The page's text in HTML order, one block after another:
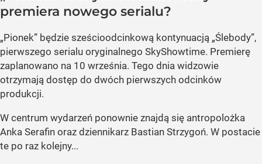
premiera nowego serialu?
„Pionek” będzie sześcioodcinkową kontynuacją „Ślebody”,
pierwszego serialu oryginalnego SkyShowtime. Premierę
zaplanowano na 10 września. Tego dnia widzowie
otrzymają dostęp do dwóch pierwszych odcinków
produkcji.
W centrum wydarzeń ponownie znajdą się antropolożka
Anka Serafin oraz dziennikarz Bastian Strzygoń. W postacie
te po raz kolejny...